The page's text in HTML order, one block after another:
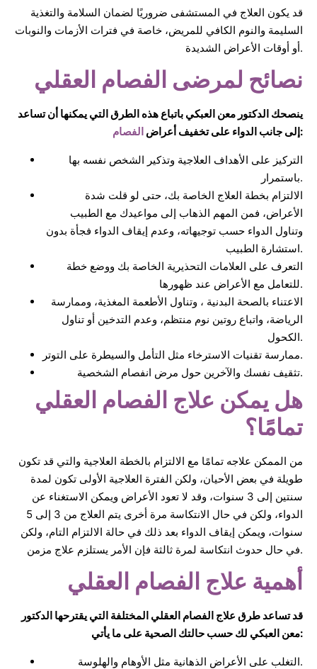
قد يكون العلاج في المستشفى ضروريًا لضمان السلامة والتغذية
السليمة والنوم الكافي للمريض، خاصة في فترات الأزمات والنوبات
أو أوقات الأعراض الشديدة.
نصائح لمرضى الفصام العقلي
ينصحك الدكتور معن العبكي باتباع هذه الطرق التي يمكنها أن تساعد
إلى جانب الدواء على تخفيف أعراض الفصام :
التركيز على الأهداف العلاجية وتذكير الشخص نفسه بها
باستمرار.
الالتزام بخطة العلاج الخاصة بك، حتى لو قلت شدة
الأعراض، فمن المهم الذهاب إلى مواعيدك مع الطبيب
وتناول الدواء حسب توجيهاته، وعدم إيقاف الدواء فجأة بدون
استشارة الطبيب.
التعرف على العلامات التحذيرية الخاصة بك ووضع خطة
للتعامل مع الأعراض عند ظهورها.
الاعتناء بالصحة البدنية ، وتناول الأطعمة المغذية، وممارسة
الرياضة، واتباع روتين نوم منتظم، وعدم التدخين أو تناول
الكحول.
ممارسة تقنيات الاسترخاء مثل التأمل والسيطرة على التوتر.
تثقيف نفسك والآخرين حول مرض انفصام الشخصية.
هل يمكن علاج الفصام العقلي
تمامًا؟
من الممكن علاجه تمامًا مع الالتزام بالخطة العلاجية والتي قد تكون
طويلة في بعض الأحيان، ولكن الفترة العلاجية الأولى تكون لمدة
سنتين إلى 3 سنوات، وقد لا تعود الأعراض ويمكن الاستغناء عن
الدواء، ولكن في حال الانتكاسة مرة أخرى يتم العلاج من 3 إلى 5
سنوات، ويمكن إيقاف الدواء بعد ذلك في حالة الالتزام التام، ولكن
في حال حدوث انتكاسة لمرة ثالثة فإن الأمر يستلزم علاج مزمن.
أهمية علاج الفصام العقلي
قد تساعد طرق علاج الفصام العقلي المختلفة التي يقترحها الدكتور
معن العبكي لك حسب حالتك الصحية على ما يأتي:
التغلب على الأعراض الذهانية مثل الأوهام والهلوسة.